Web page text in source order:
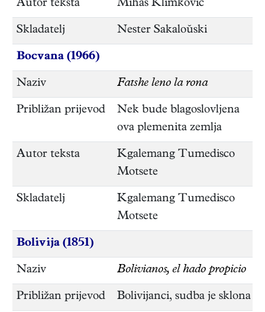
Autor teksta Mihas Klimkovič
Skladatelj Nester Sakaloŭski
Bocvana (1966)
Naziv Fatshe leno la rona
Približan prijevod
Nek bude blagoslovljena
ova plemenita zemlja
Autor teksta
Kgalemang Tumedisco
Motsete
Skladatelj
Kgalemang Tumedisco
Motsete
Bolivija (1851)
Naziv Bolivianos, el hado propicio
Približan prijevod Bolivijanci, sudba je sklona